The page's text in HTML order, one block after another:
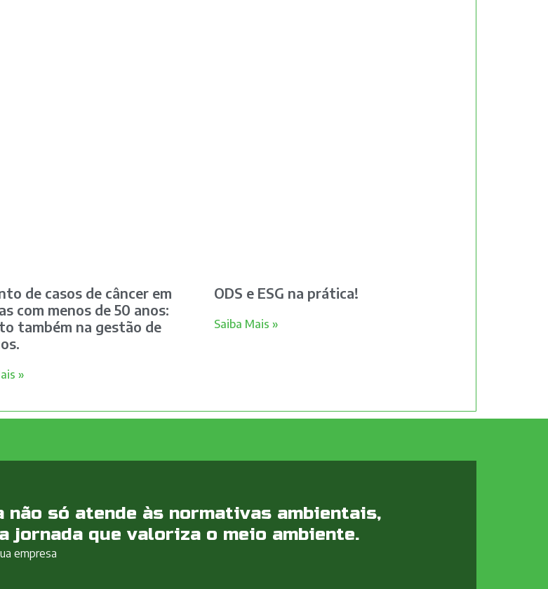
de casos de câncer em
com menos de 50 anos:
também na gestão de
»
ODS e ESG na prática!
Saiba Mais »
não só atende às normativas ambientais,
jornada que valoriza o meio ambiente.
empresa